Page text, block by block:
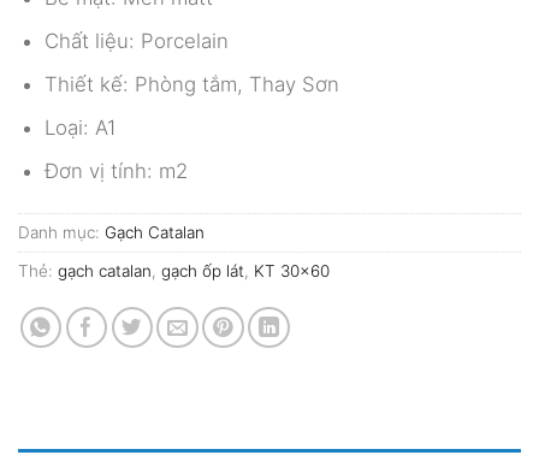
Chất liệu: Porcelain
Thiết kế: Phòng tắm, Thay Sơn
Loại: A1
Đơn vị tính: m2
Danh mục: Gạch Catalan
Thẻ: gạch catalan, gạch ốp lát, KT 30x60